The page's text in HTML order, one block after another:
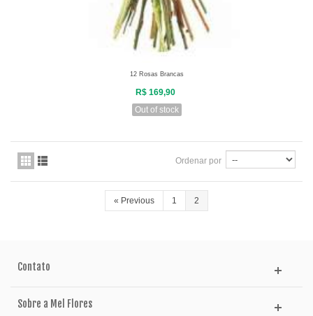
12 Rosas Brancas
R$ 169,90
Out of stock
Ordenar por
« Previous 1 2
Contato
Sobre a Mel Flores